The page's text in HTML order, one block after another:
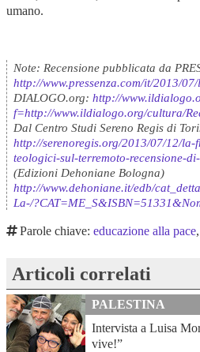
umano.
Note: Recensione pubblicata da
http://www.pressenza.com/it/2013/
DIALOGO.org: http://
f=http://www.ildialogo.org/cultura/
Dal Centro Studi Sereno Regis di
http://serenoregis.org/2013/07/12/
teologici-sul-terremoto-recensione-
(Edizioni Dehoniane Bologna)
http://www.dehoniane.it/edb/
La-/
Parole chiave:educazione alla pace
Articoli correlati
PALESTINA
Intervista a Luisa
vive!”